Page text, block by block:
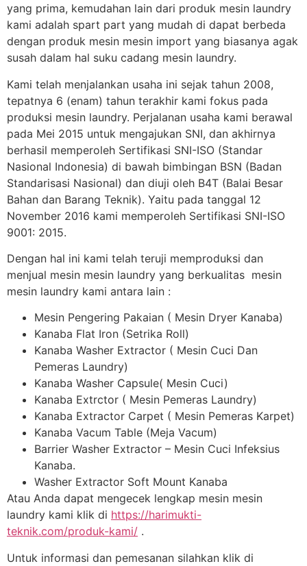
yang prima, kemudahan lain dari produk mesin laundry
kami adalah spart part yang mudah di dapat berbeda
dengan produk mesin mesin import yang biasanya agak
susah dalam hal suku cadang mesin laundry.
Kami telah menjalankan usaha ini sejak tahun 2008,
tepatnya 6 (enam) tahun terakhir kami fokus pada
produksi mesin laundry. Perjalanan usaha kami berawal
pada Mei 2015 untuk mengajukan SNI, dan akhirnya
berhasil memperoleh Sertifikasi SNI-ISO (Standar
Nasional Indonesia) di bawah bimbingan BSN (Badan
Standarisasi Nasional) dan diuji oleh B4T (Balai Besar
Bahan dan Barang Teknik). Yaitu pada tanggal 12
November 2016 kami memperoleh Sertifikasi SNI-ISO
9001: 2015.
Dengan hal ini kami telah teruji memproduksi dan
menjual mesin mesin laundry yang berkualitas mesin
mesin laundry kami antara lain :
Mesin Pengering Pakaian ( Mesin Dryer Kanaba)
Kanaba Flat Iron (Setrika Roll)
Kanaba Washer Extractor ( Mesin Cuci Dan
Pemeras Laundry)
Kanaba Washer Capsule( Mesin Cuci)
Kanaba Extrctor ( Mesin Pemeras Laundry)
Kanaba Extractor Carpet ( Mesin Pemeras Karpet)
Kanaba Vacum Table (Meja Vacum)
Barrier Washer Extractor – Mesin Cuci Infeksius
Kanaba.
Washer Extractor Soft Mount Kanaba
Atau Anda dapat mengecek lengkap mesin mesin
laundry kami klik di https://harimukti-
teknik.com/produk-kami/ .
Untuk informasi dan pemesanan silahkan klik di